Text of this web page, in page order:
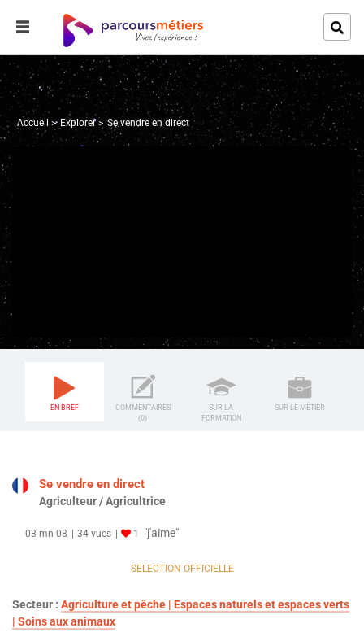
Accueil Explorer Se vendre en direct
EN BREF
COMMENTAIRES
(0)
SUR LA
FORMATION
SUR LE MÉTIER
Se vendre en direct
Agriculteur / Agricultrice
03 mn 08 34 vues 1 "j'aime"
SELECTION OFFICIELLE
Secteur : Agriculture et pêche | Espaces naturels et espaces verts
| Soins aux animaux